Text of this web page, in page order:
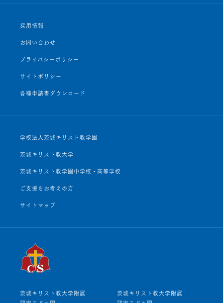
採用情報
お問い合わせ
プライバシーポリシー
サイトポリシー
各種申請書ダウンロード
学校法人茨城キリスト教学園
茨城キリスト教大学
茨城キリスト教学園中学校・高等学校
ご支援をお考えの方
サイトマップ
茨城キリスト教大学附属
茨城キリスト教大学附属